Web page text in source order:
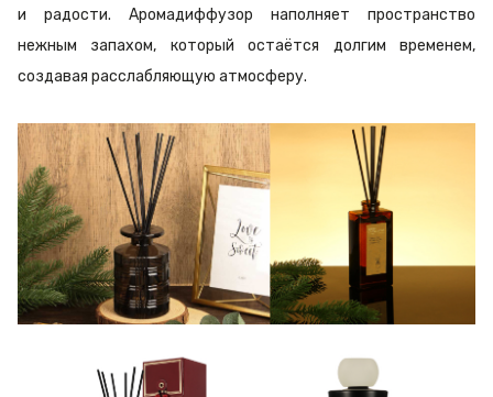
и радости. Аромадиффузор наполняет пространство
нежным запахом, который остаётся долгим временем,
создавая расслабляющую атмосферу.